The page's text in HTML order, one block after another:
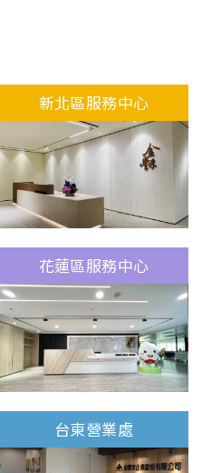
新北區服務中心
花蓮區服務中心
台東營業處